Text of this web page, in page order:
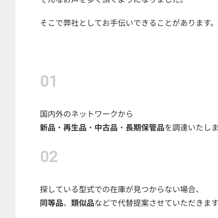
そこで弊社としてお手伝いできることがあります。
国内外のネットワークから
新品 ・ 再生品 ・ 中古品 ・ 長期保管品を調達いたしま
探している型式での在庫が見つからない場合、
同等品、 類似品などで代替提案させていただきます